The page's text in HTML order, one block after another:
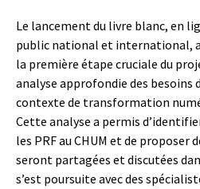
Le lancement du livre blanc, en
public national et international, a
la première étape cruciale du
analyse approfondie des besoins
contexte de transformation
Cette analyse a permis
les PRF au CHUM et de proposer
seront partagées et discutées
s’est poursuite avec des